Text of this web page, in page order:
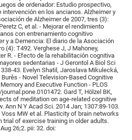
de ordenador: Estudio prospectivo,
intervención en los ancianos. Alzheimer y
de Alzheimer de 2007, tres (3):
C, et al. - Mejorar el rendimiento
con entrenamiento cognitivo
y a Demencia: El diario de la Asociación
(4): T492. Verghese J, J Mahoney,
R. - Efecto de la rehabilitación cognitiva
sedentarias - J Gerontol A Biol Sci
43. Evelyn Shatil, Jaroslava Mikulecká,
- Novel Television-Based Cognitive
and Executive Function - PLOS
Gard T, Hölzel BK,
of meditation on age-related cognitive
Ann N Y Acad Sci. 2014 Jan; 1307:89-103.
MW et al. Plasticity of brain networks
trial of exercise training in older adults.
26;2. pii: 32. doi: